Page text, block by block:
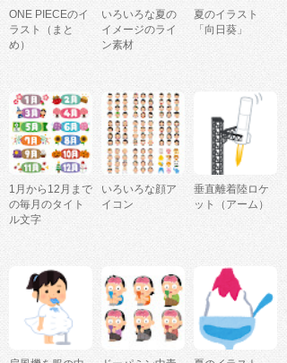
ONE PIECEのイ
ラスト（まと
め）
いろいろな夏の
イメージのライ
ン素材
夏のイラスト
「向日葵」
1月から12月まで
の毎月のタイト
ル文字
いろいろな顔ア
イコン
垂直離着陸ロケ
ット（アーム）